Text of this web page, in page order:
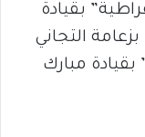
بقيادة
التجاني
مبارك